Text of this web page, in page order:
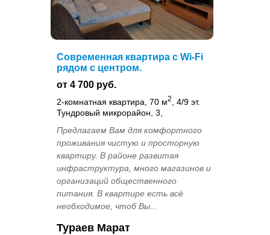
Современная квартира с Wi-Fi
рядом с центром.
от 4 700 руб.
2-комнатная квартира, 70 м2
, 4/9 эт.
Тундровый микрорайон, 3,
Предлагаем Вам для комфортного
проживания чистую и просторную
квартиру. В районе развитая
инфраструктура, много магазинов и
организаций общественного
питания. В квартире есть всё
необходимое, чтоб Вы...
Тураев Марат